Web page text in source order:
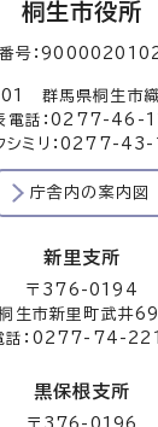
桐生市役所
番号：
群馬県桐生市織
電話：0277-46-
シミリ：0277-
庁舎内の案内図
新里支所
〒376-0194
生市新里町武井
話：0277-74-
黒保根支所